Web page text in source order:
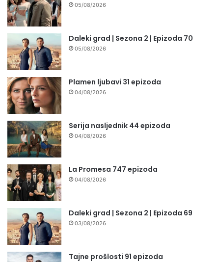
05/08/2026
Daleki grad | Sezona 2 | Epizoda 70
05/08/2026
Plamen ljubavi 31 epizoda
04/08/2026
Serija nasljednik 44 epizoda
04/08/2026
La Promesa 747 epizoda
04/08/2026
Daleki grad | Sezona 2 | Epizoda 69
03/08/2026
Tajne prošlosti 91 epizoda